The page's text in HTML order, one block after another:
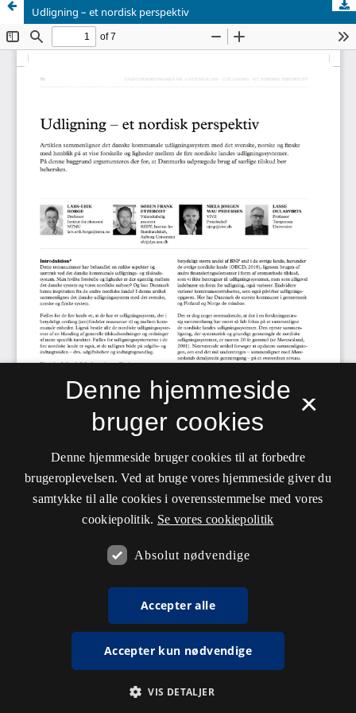
Udligning – et nordisk perspektiv
×
Denne hjemmeside
bruger cookies
Denne hjemmeside bruger cookies til at forbedre
brugeroplevelsen. Ved at bruge vores hjemmeside giver du
samtykke til alle cookies i overensstemmelse med vores
cookiepolitik. Se vores cookiepolitik
Absolut nødvendige
Accepter alle
Accepter kun nødvendige
VIS DETALJER